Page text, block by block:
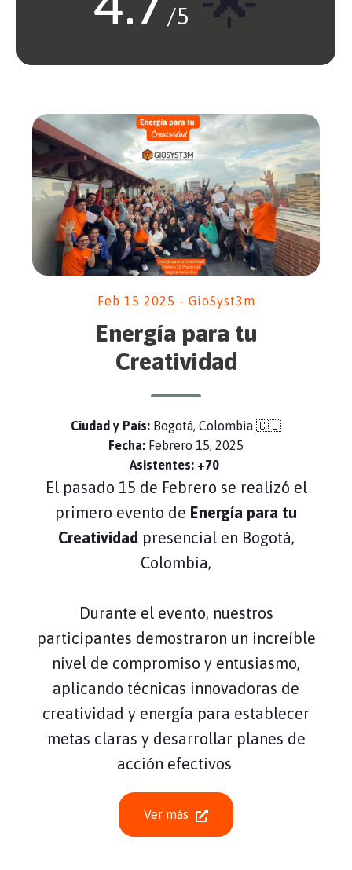
/5
Feb 15 2025 - GioSyst3m
Energía para tu
Creatividad
Ciudad y País: Bogotá, Colombia 🇨🇴
Fecha: Febrero 15, 2025
Asistentes: +70
El pasado 15 de Febrero se realizó el
primero evento de Energía para tu
Creatividadpresencial en Bogotá,
Colombia,
Durante el evento, nuestros
participantes demostraron un increíble
nivel de compromiso y entusiasmo,
aplicando técnicas innovadoras de
creatividad y energía para establecer
metas claras y desarrollar planes de
acción efectivos
Ver más